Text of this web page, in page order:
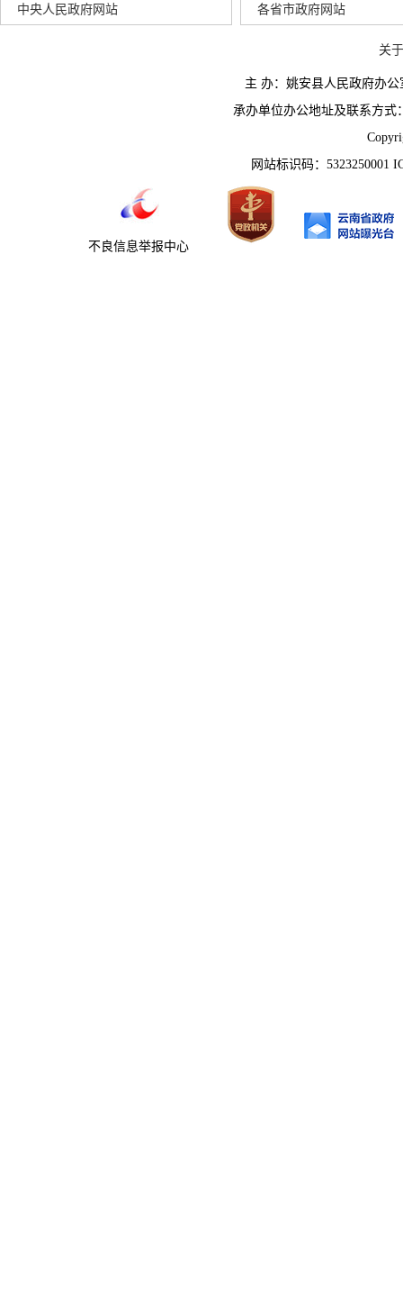
中央人民政府网站 各省市政府网站
关
主 办：姚安县人民政府办
承办单位办公地址及联系方式
网站标识码：5323250001
不良信息举报中心